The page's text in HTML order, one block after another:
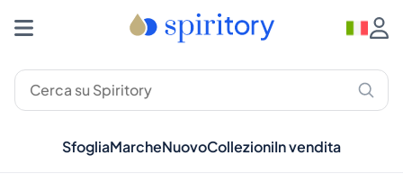
SfogliaMarcheNuovoCollezioniIn vendita